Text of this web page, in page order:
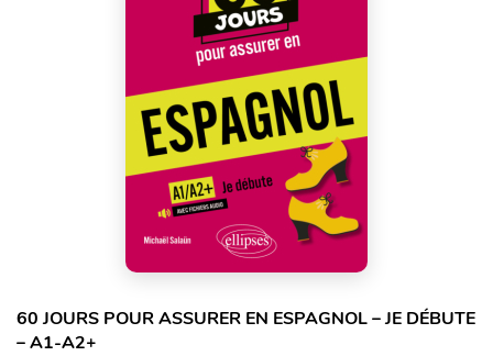
60 JOURS POUR ASSURER EN ESPAGNOL – JE DÉBUTE
– A1-A2+